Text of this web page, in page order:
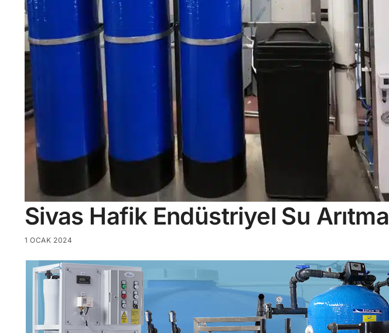
Sivas Hafik Endüstriyel Su Arıtma
1 OCAK 2024